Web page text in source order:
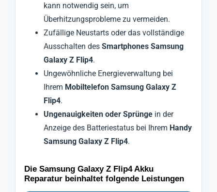
kann notwendig sein, um
Überhitzungsprobleme zu vermeiden.
Zufällige Neustarts oder das vollständige
Ausschalten des Smartphones Samsung
Galaxy Z Flip4.
Ungewöhnliche Energieverwaltung bei
Ihrem Mobiltelefon Samsung Galaxy Z
Flip4.
Ungenauigkeiten oder Sprünge in der
Anzeige des Batteriestatus bei Ihrem Handy
Samsung Galaxy Z Flip4.
Die Samsung Galaxy Z Flip4 Akku
Reparatur beinhaltet folgende Leistungen